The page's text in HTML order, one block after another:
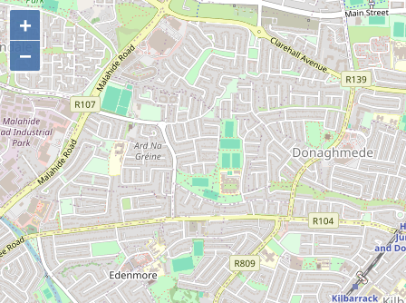
+
−
+
−